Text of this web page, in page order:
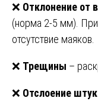
❌ Отклонение от
(норма 2-5 мм).
отсутствие маяков.
❌ Трещины –
❌ Отслоение